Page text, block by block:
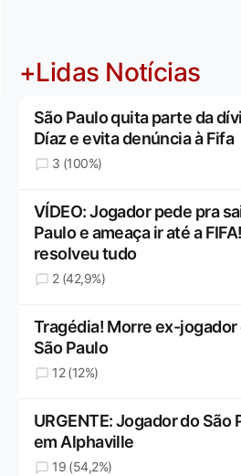
+Lidas Notícias
São Paulo quita parte da
Díaz e evita denúncia à Fifa
3 (100%)
VÍDEO: Jogador pede pra
Paulo e ameaça ir até a
resolveu tudo
2 (42,9%)
Tragédia! Morre ex-jogador
São Paulo
12 (12%)
URGENTE: Jogador do São
em Alphaville
19 (54,2%)